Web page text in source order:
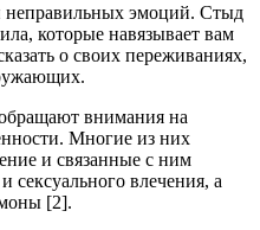
неправильных эмоций. Стыд
которые навязывает вам
о своих переживаниях,
внимания на
Многие из них
и связанные с ним
сексуального влечения, а
[2].